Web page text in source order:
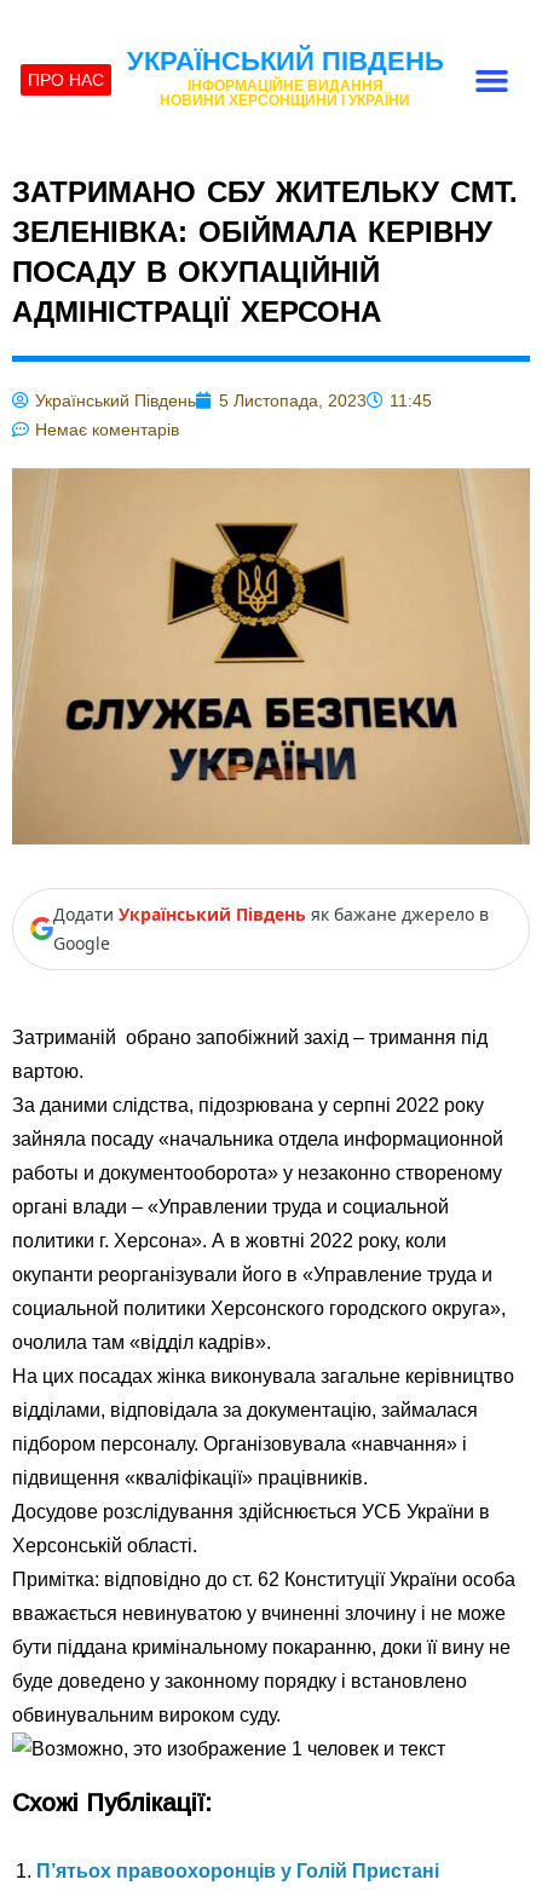
ПРО НАС
УКРАЇНСЬКИЙ ПІВДЕНЬ
ІНФОРМАЦІЙНЕ ВИДАННЯ
НОВИНИ ХЕРСОНЩИНИ І УКРАЇНИ
ЗАТРИМАНО СБУ ЖИТЕЛЬКУ СМТ.
ЗЕЛЕНІВКА: ОБІЙМАЛА КЕРІВНУ
ПОСАДУ В ОКУПАЦІЙНІЙ
АДМІНІСТРАЦІЇ ХЕРСОНА
Український Південь 5 Листопада, 2023
11:45
Немає коментарів
Додати Український Південь як бажане джерело в
Google
Затриманій обрано запобіжний захід – тримання під
вартою.
За даними слідства, підозрювана у серпні 2022 року
зайняла посаду «начальника отдела информационной
работы и документооборота» у незаконно створеному
органі влади – «Управлении труда и социальной
политики г. Херсона». А в жовтні 2022 року, коли
окупанти реорганізували його в «Управление труда и
социальной политики Херсонского городского округа»,
очолила там «відділ кадрів».
На цих посадах жінка виконувала загальне керівництво
відділами, відповідала за документацію, займалася
підбором персоналу. Організовувала «навчання» і
підвищення «кваліфікації» працівників.
Досудове розслідування здійснюється УСБ України в
Херсонській області.
Примітка: відповідно до ст. 62 Конституції України особа
вважається невинуватою у вчиненні злочину і не може
бути піддана кримінальному покаранню, доки її вину не
буде доведено у законному порядку і встановлено
обвинувальним вироком суду.
Схожі Публікації:
П’ятьох правоохоронців у Голій Пристані